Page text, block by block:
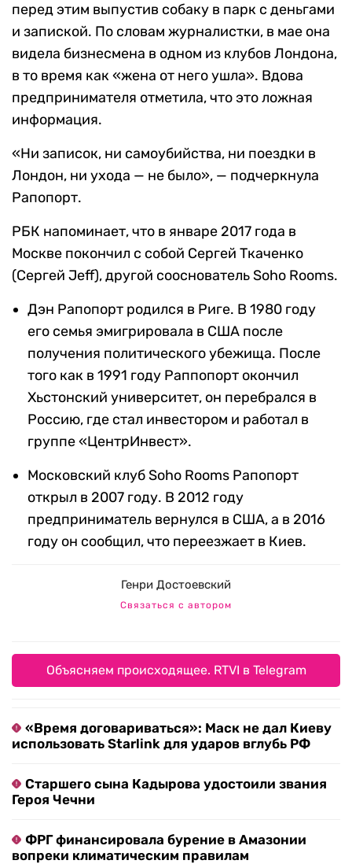
перед этим выпустив собаку в парк с деньгами
и запиской. По словам журналистки, в мае она
видела бизнесмена в одном из клубов Лондона,
в то время как «жена от него ушла». Вдова
предпринимателя отметила, что это ложная
информация.
«Ни записок, ни самоубийства, ни поездки в
Лондон, ни ухода — не было», — подчеркнула
Рапопорт.
РБК напоминает, что в январе 2017 года в
Москве покончил с собой Сергей Ткаченко
(Сергей Jeff), другой сооснователь Soho Rooms.
Дэн Рапопорт родился в Риге. В 1980 году
его семья эмигрировала в США после
получения политического убежища. После
того как в 1991 году Раппопорт окончил
Хьстонский университет, он перебрался в
Россию, где стал инвестором и работал в
группе «ЦентрИнвест».
Московский клуб Soho Rooms Рапопорт
открыл в 2007 году. В 2012 году
предприниматель вернулся в США, а в 2016
году он сообщил, что переезжает в Киев.
Генри Достоевский
Связаться с автором
Объясняем происходящее. RTVI в Telegram
«Время договариваться»: Маск не дал Киеву
использовать Starlink для ударов вглубь РФ
Старшего сына Кадырова удостоили звания
Героя Чечни
ФРГ финансировала бурение в Амазонии
вопреки климатическим правилам